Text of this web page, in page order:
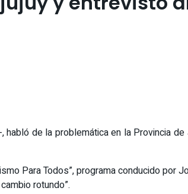
de la problemática en la Provincia
Para Todos”, programa conducido por
rotundo”.